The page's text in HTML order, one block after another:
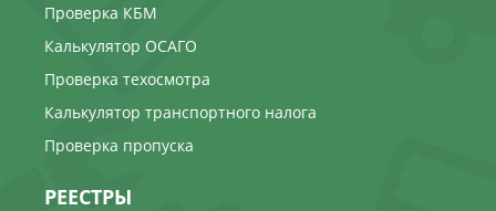
Проверка КБМ
Калькулятор ОСАГО
Проверка техосмотра
Калькулятор транспортного налога
Проверка пропуска
РЕЕСТРЫ